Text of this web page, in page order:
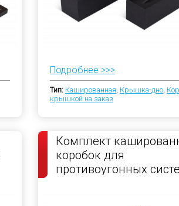
Подробнее >>>
Тип: Кашированная, Крышка-дно,
крышкой на заказ
Комплект
коробок для
противоугонных